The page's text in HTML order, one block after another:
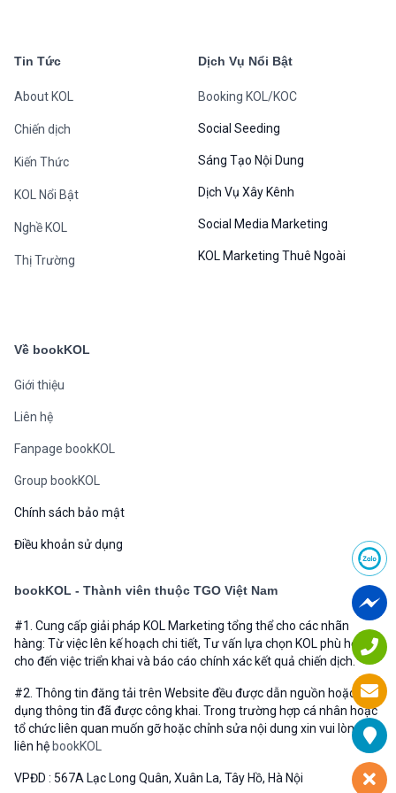
Tin Tức
About KOL
Chiến dịch
Kiến Thức
KOL Nổi Bật
Nghề KOL
Thị Trường
Dịch Vụ Nổi Bật
Booking KOL/KOC
Social Seeding
Sáng Tạo Nội Dung
Dịch Vụ Xây Kênh
Social Media Marketing
KOL Marketing Thuê Ngoài
Về bookKOL
Giới thiệu
Liên hệ
Fanpage bookKOL
Group bookKOL
Chính sách bảo mật
Điều khoản sử dụng
bookKOL - Thành viên thuộc TGO Việt Nam
#1. Cung cấp giải pháp KOL Marketing tổng thể cho các nhãn
hàng: Từ việc lên kế hoạch chi tiết, Tư vấn lựa chọn KOL phù hợp
cho đến việc triển khai và báo cáo chính xác kết quả chiến dịch.
#2. Thông tin đăng tải trên Website đều được dẫn nguồn hoặc sử
dụng thông tin đã được công khai. Trong trường hợp cá nhân hoặc
tổ chức liên quan muốn gỡ hoặc chỉnh sửa nội dung xin vui lòng
liên hệ bookKOL
VPĐD : 567A Lạc Long Quân, Xuân La, Tây Hồ, Hà Nội